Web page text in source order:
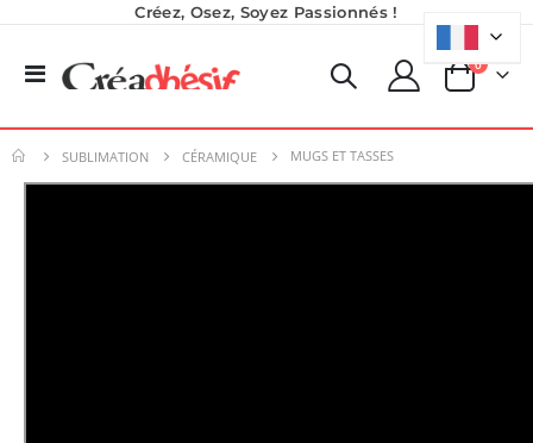
Créez, Osez, Soyez Passionnés !
Basculer
Panier
0produits
SUBLIMATION CÉRAMIQUE MUGS ET TASSES